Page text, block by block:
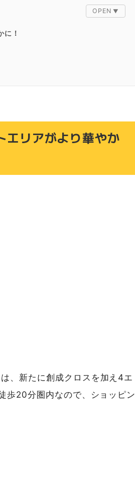
に！
エリアがより華やか
、新たに創成クロスを加え4エ
歩20分圏内なので、ショッピン